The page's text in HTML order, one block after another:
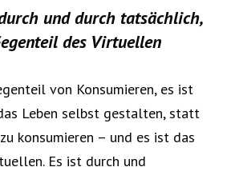
und durch tatsächlich,
des Virtuellen
von Konsumieren, es ist
Leben selbst gestalten, statt
konsumieren – und es ist das
Es ist durch und